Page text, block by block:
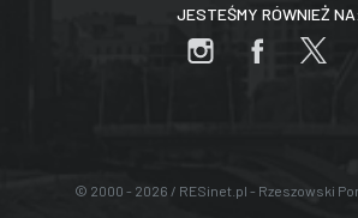
JESTEŚMY RÓWNIEŻ NA:
© 2000 - 2026 / RESinet.pl - Rzeszowski